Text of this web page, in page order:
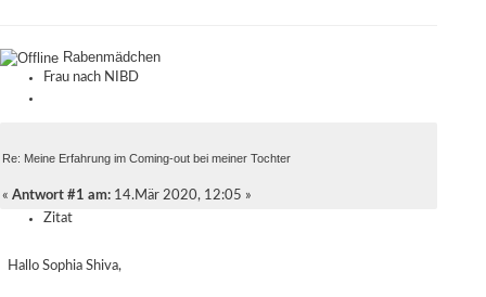
Rabenmädchen
Frau nach NIBD
Re: Meine Erfahrung im Coming-out bei meiner Tochter
« Antwort #1 am: 14.Mär 2020, 12:05 »
Zitat
Hallo Sophia Shiva,